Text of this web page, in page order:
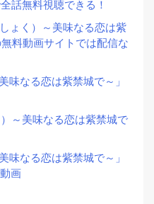
話無料視聴できる！
ょく）～美味なる恋は紫
料動画サイトでは配信な
味なる恋は紫禁城で～」
～美味なる恋は紫禁城で
味なる恋は紫禁城で～」
画